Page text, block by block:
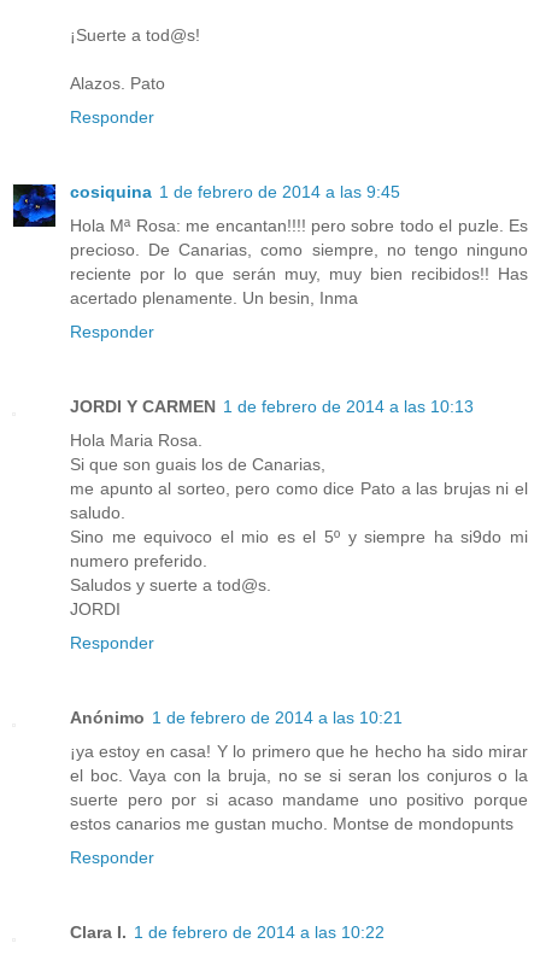
¡Suerte a tod@s!
Alazos. Pato
Responder
cosiquina 1 de febrero de 2014 a las 9:45
Hola Mª Rosa: me encantan!!!! pero sobre todo el puzle. Es
precioso. De Canarias, como siempre, no tengo ninguno
reciente por lo que serán muy, muy bien recibidos!! Has
acertado plenamente. Un besin, Inma
Responder
JORDI Y CARMEN 1 de febrero de 2014 a las 10:13
Hola Maria Rosa.
Si que son guais los de Canarias,
me apunto al sorteo, pero como dice Pato a las brujas ni el
saludo.
Sino me equivoco el mio es el 5º y siempre ha si9do mi
numero preferido.
Saludos y suerte a tod@s.
JORDI
Responder
Anónimo 1 de febrero de 2014 a las 10:21
¡ya estoy en casa! Y lo primero que he hecho ha sido mirar
el boc. Vaya con la bruja, no se si seran los conjuros o la
suerte pero por si acaso mandame uno positivo porque
estos canarios me gustan mucho. Montse de mondopunts
Responder
Clara I. 1 de febrero de 2014 a las 10:22